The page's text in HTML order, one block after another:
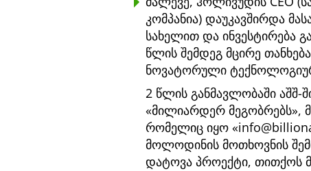
კომპანია) დაუკავშირდა
სახელით და ინვესტირება
წლის შემდეგ მცირე
ნოვატორული
2 წლის განმავლობაში
მილიარდერ მეგობრებს ,
რომელიც იყო
მოლოდინის მოთხოვნის
დატოვა პროექტი, თითქოს